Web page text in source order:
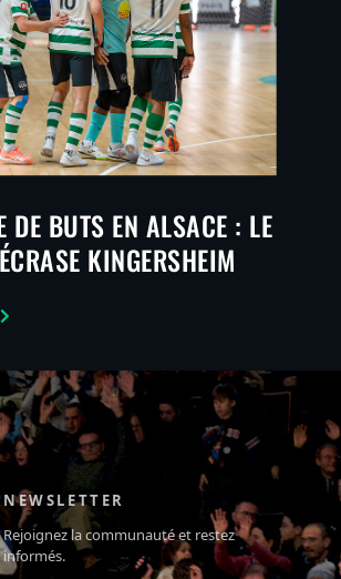
DE BUTS EN ALSACE : LE
KINGERSHEIM
NEWSLETTER
Rejoignez la communauté et restez
informés.